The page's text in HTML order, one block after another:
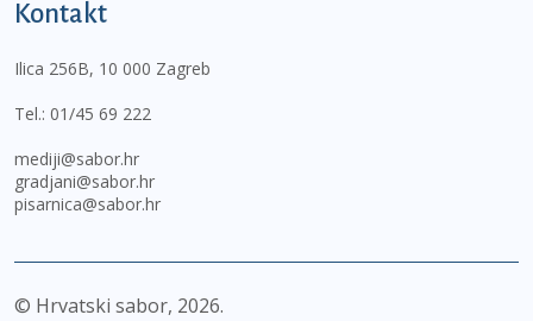
Kontakt
Ilica 256B, 10 000 Zagreb
Tel.: 01/45 69 222
mediji@sabor.hr
gradjani@sabor.hr
pisarnica@sabor.hr
© Hrvatski sabor, 2026